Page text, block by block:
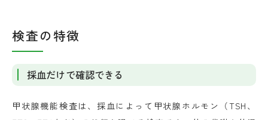
検査の特徴
採血だけで確認できる
甲状腺機能検査は、採血によって甲状腺ホルモン（TSH、